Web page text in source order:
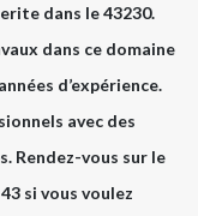
dans le 43230.
dans ce domaine
d’expérience.
avec des
Rendez-vous sur le
si vous voulez